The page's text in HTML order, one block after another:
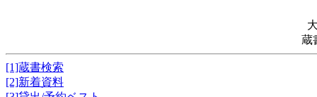
蔵
[1]蔵書検索
[2]新着資料